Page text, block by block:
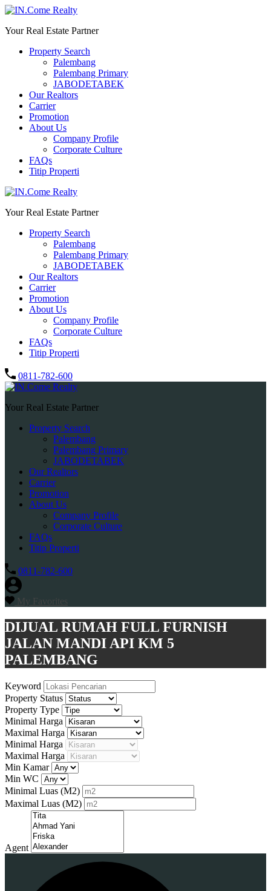
Your Real Estate Partner
Property Search
Palembang
Palembang Primary
JABODETABEK
Our Realtors
Carrier
Promotion
About Us
Company Profile
Corporate Culture
FAQs
Titip Properti
Your Real Estate Partner
Property Search
Palembang
Palembang Primary
JABODETABEK
Our Realtors
Carrier
Promotion
About Us
Company Profile
Corporate Culture
FAQs
Titip Properti
0811-782-600
Your Real Estate Partner
Property Search
Palembang
Palembang Primary
JABODETABEK
Our Realtors
Carrier
Promotion
About Us
Company Profile
Corporate Culture
FAQs
Titip Properti
0811-782-600
My Favorites
DIJUAL RUMAH FULL FURNISH
JALAN MANDI API KM 5
PALEMBANG
Keyword
Property Status
Property Type
Minimal Harga
Maximal Harga
Minimal Harga
Maximal Harga
Min Kamar
Min WC
Minimal Luas (M2)
Maximal Luas (M2)
Agent